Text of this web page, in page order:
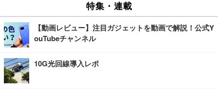
特集・連載
【動画レビュー】注目ガジェットを動画で解説！公式Y
ouTubeチャンネル
10G光回線導入レポ